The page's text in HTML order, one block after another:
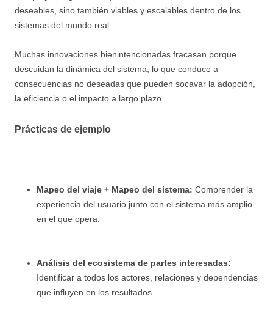
deseables, sino también viables y escalables dentro de los
sistemas del mundo real.
Muchas innovaciones bienintencionadas fracasan porque
descuidan la dinámica del sistema, lo que conduce a
consecuencias no deseadas que pueden socavar la adopción,
la eficiencia o el impacto a largo plazo.
Prácticas de ejemplo
Mapeo del viaje + Mapeo del sistema: Comprender la
experiencia del usuario junto con el sistema más amplio
en el que opera.
Análisis del ecosistema de partes interesadas:
Identificar a todos los actores, relaciones y dependencias
que influyen en los resultados.